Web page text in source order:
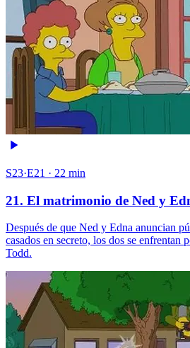
S23·E21 · 22 min
21. El matrimonio de Ned y
Después de que Ned y Edna anuncian
casados en secreto, los dos se enfrentan
Todd.